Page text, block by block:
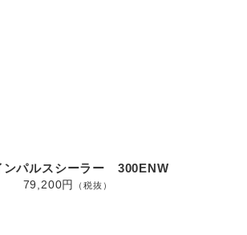
ンパルスシーラー 300ENW
79,200円
（税抜）